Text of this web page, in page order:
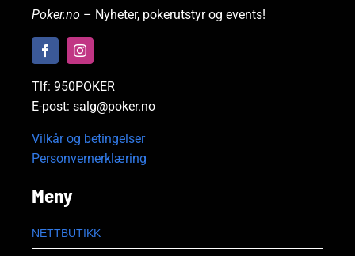
Poker.no – Nyheter, pokerutstyr og events!
Tlf: 950POKER
E-post: salg@poker.no
Vilkår og betingelser
Personvernerklæring
Meny
NETTBUTIKK